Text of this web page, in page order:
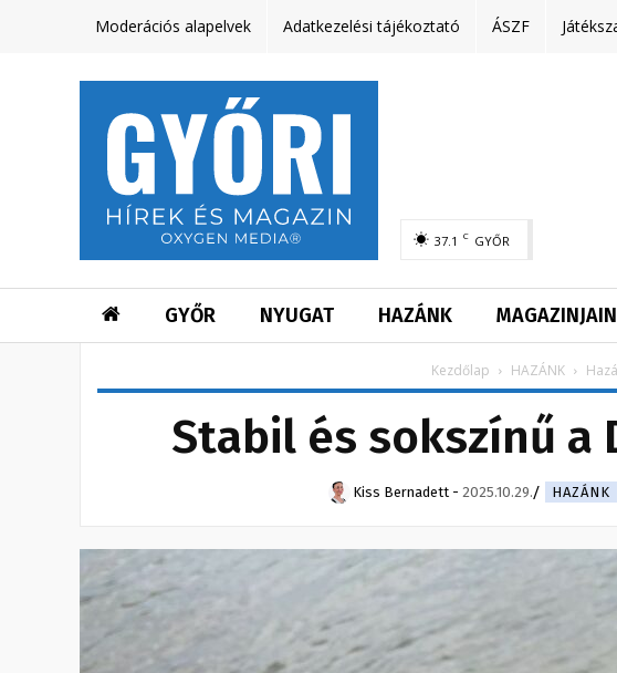
Moderációs alapelvek Adatkezelési tájékoztató ÁSZF
37.1 C GYŐR
GYŐR NYUGAT HAZÁNK
Kezdőlap HAZÁNK
Stabil és sokszínű a
Kiss Bernadett - 2025.10.29. HAZÁNK